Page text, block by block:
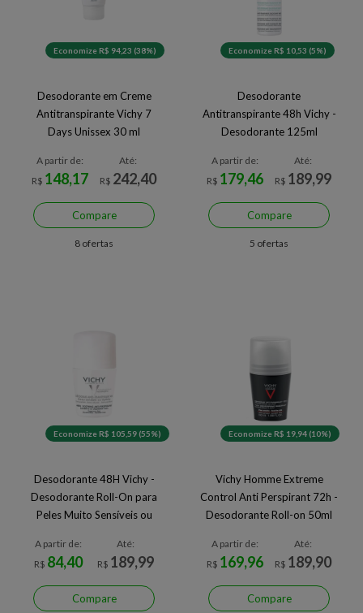
Economize R$ 94,23 (38%)
Desodorante em Creme
Antitranspirante Vichy 7
Days Unissex 30 ml
A partir de:
R$ 148,17
Até:
R$ 242,40
Compare
8 ofertas
Economize R$ 10,53 (5%)
Desodorante
Antitranspirante 48h Vichy -
Desodorante 125ml
A partir de:
R$ 179,46
Até:
R$ 189,99
Compare
5 ofertas
Economize R$ 105,59 (55%)
Desodorante 48H Vichy -
Desodorante Roll-On para
Peles Muito Sensíveis ou
A partir de:
R$ 84,40
Até:
R$ 189,99
Compare
Economize R$ 19,94 (10%)
Vichy Homme Extreme
Control Anti Perspirant 72h -
Desodorante Roll-on 50ml
A partir de:
R$ 169,96
Até:
R$ 189,90
Compare